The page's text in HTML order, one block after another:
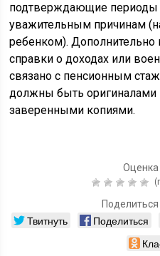
подтверждающие периоды
уважительным причинам
ребенком). Дополнительно
справки о доходах или
связано с пенсионным
должны быть оригиналами
заверенными копиями.
Оценка
Твитнуть Поделиться